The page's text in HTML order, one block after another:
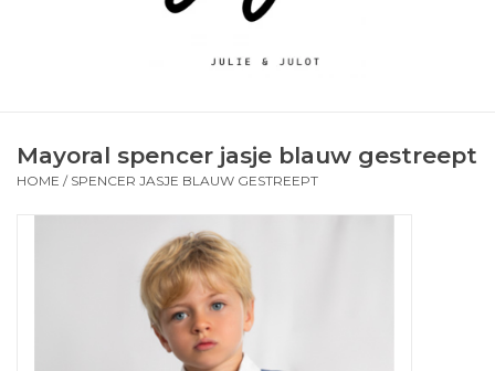
Schoenen
Mayoral spencer jasje blauw gestreept
HOME / SPENCER JASJE BLAUW GESTREEPT